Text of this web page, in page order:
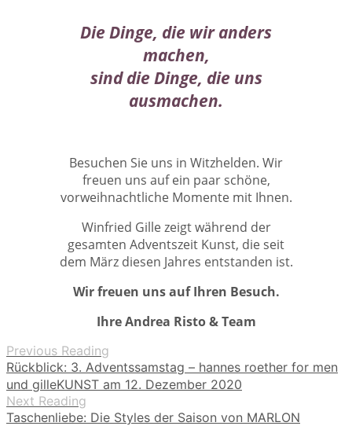
Die Dinge, die wir anders
machen,
sind die Dinge, die uns
ausmachen.
Besuchen Sie uns in Witzhelden. Wir
freuen uns auf ein paar schöne,
vorweihnachtliche Momente mit Ihnen.
Winfried Gille zeigt während der
gesamten Adventszeit Kunst, die seit
dem März diesen Jahres entstanden ist.
Wir freuen uns auf Ihren Besuch.
Ihre Andrea Risto & Team
Previous Reading
Rückblick: 3. Adventssamstag – hannes roether for men
und gilleKUNST am 12. Dezember 2020
Next Reading
Taschenliebe: Die Styles der Saison von MARLON